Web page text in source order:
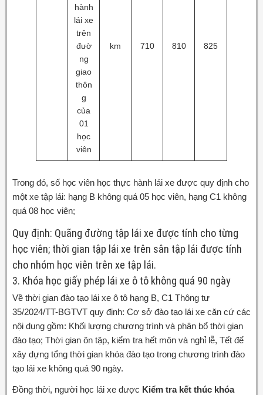
hành
lái xe
trên
đườ
ng
giao
thôn
g
của
01
học
viên
km 710 810 825
Trong đó, số học viên học thực hành lái xe được quy định cho
một xe tập lái: hạng B không quá 05 học viên, hạng C1 không
quá 08 học viên;
Quy định: Quãng đường tập lái xe được tính cho từng
học viên; thời gian tập lái xe trên sân tập lái được tính
cho nhóm học viên trên xe tập lái.
3. Khóa học giấy phép lái xe ô tô không quá 90 ngày
Về thời gian đào tạo lái xe ô tô hạng B, C1 Thông tư
35/2024/TT-BGTVT quy định: Cơ sở đào tạo lái xe căn cứ các
nội dung gồm: Khối lượng chương trình và phân bổ thời gian
đào tạo; Thời gian ôn tập, kiểm tra hết môn và nghỉ lễ, Tết để
xây dựng tổng thời gian khóa đào tạo trong chương trình đào
tạo lái xe không quá 90 ngày.
Đồng thời, người học lái xe được Kiểm tra kết thúc khóa